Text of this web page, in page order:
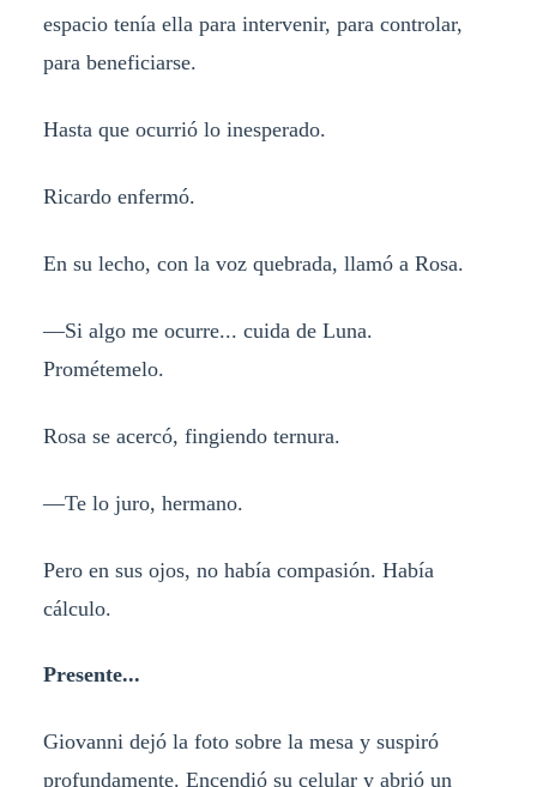
espacio tenía ella para intervenir, para controlar,
para beneficiarse.
Hasta que ocurrió lo inesperado.
Ricardo enfermó.
En su lecho, con la voz quebrada, llamó a Rosa.
—Si algo me ocurre... cuida de Luna.
Prométemelo.
Rosa se acercó, fingiendo ternura.
—Te lo juro, hermano.
Pero en sus ojos, no había compasión. Había
cálculo.
Presente...
Giovanni dejó la foto sobre la mesa y suspiró
profundamente. Encendió su celular y abrió un